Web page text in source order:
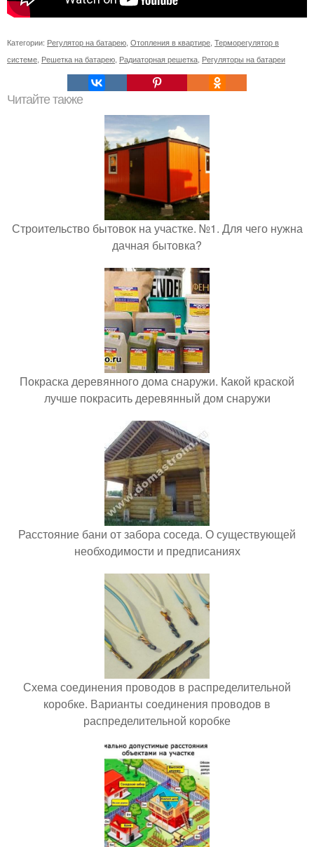
Категории: Регулятор на батарею Отопления в квартире Терморегулятор в
системе Решетка на батарею Радиаторная решетка Регуляторы на батареи
Читайте также
Строительство бытовок на участке. №1. Для чего нужна
дачная бытовка?
Покраска деревянного дома снаружи. Какой краской
лучше покрасить деревянный дом снаружи
Расстояние бани от забора соседа. О существующей
необходимости и предписаниях
Схема соединения проводов в распределительной
коробке. Варианты соединения проводов в
распределительной коробке